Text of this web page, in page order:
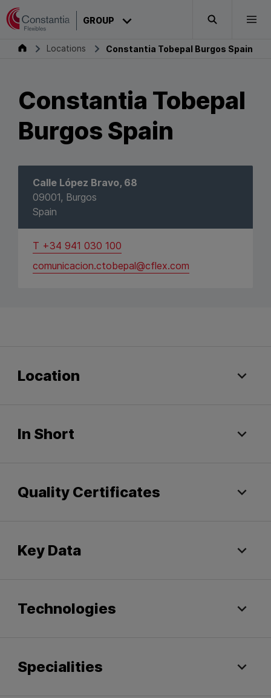
Skip to content
GROUP Search
Group Locations Constantia Tobepal Burgos Spain
CONSTANTIA
Constantia Tobepal Burgos Spain
Constantia Tobepal
Burgos Spain
Calle López Bravo, 68
09001, Burgos
Spain
T +34 941 030 100
comunicacion.ctobepal@cflex.com
Location
In Short
Quality Certificates
Key Data
Technologies
Specialities